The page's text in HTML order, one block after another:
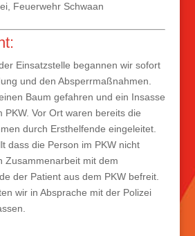
Feuerwehr Schwaan
Einsatzstelle begannen wir sofort
und den Absperrmaßnahmen.
Baum gefahren und ein Insasse
PKW. Vor Ort waren bereits die
durch Ersthelfende eingeleitet.
dass die Person im PKW nicht
Zusammenarbeit mit dem
der Patient aus dem PKW befreit.
wir in Absprache mit der Polizei